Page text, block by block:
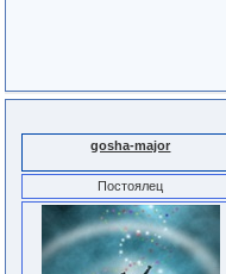
gosha-major
Постоялец